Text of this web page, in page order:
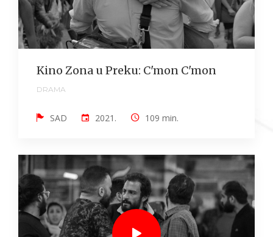
Kino Zona u Preku: C'mon C'mon
DRAMA
SAD 2021. 109 min.